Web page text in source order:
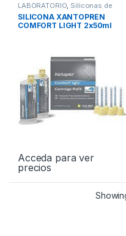
LABORATORIO Siliconas de
Condensación de Laboratorio
SILICONA XANTOPREN
COMFORT LIGHT 2x50ml
Acceda para ver
precios